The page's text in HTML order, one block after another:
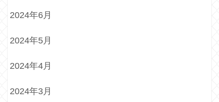
2024年6月
2024年5月
2024年4月
2024年3月